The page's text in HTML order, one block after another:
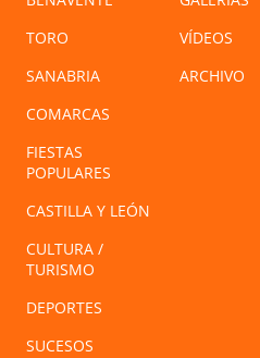
TORO
SANABRIA
COMARCAS
FIESTAS
POPULARES
CASTILLA Y LEÓN
CULTURA /
TURISMO
DEPORTES
SUCESOS
VÍDEOS
ARCHIVO